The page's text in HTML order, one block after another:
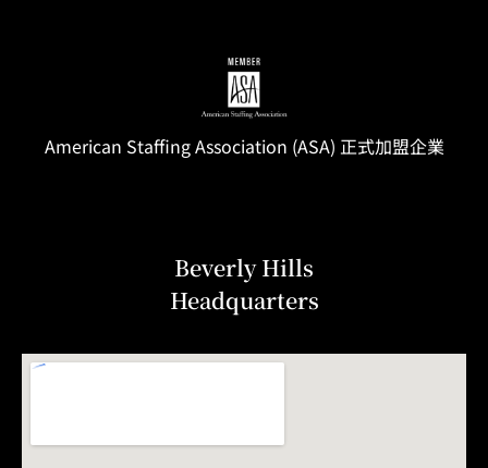
American StaffingAssociation (ASA) 正式加盟企業
Beverly Hills
Headquarters